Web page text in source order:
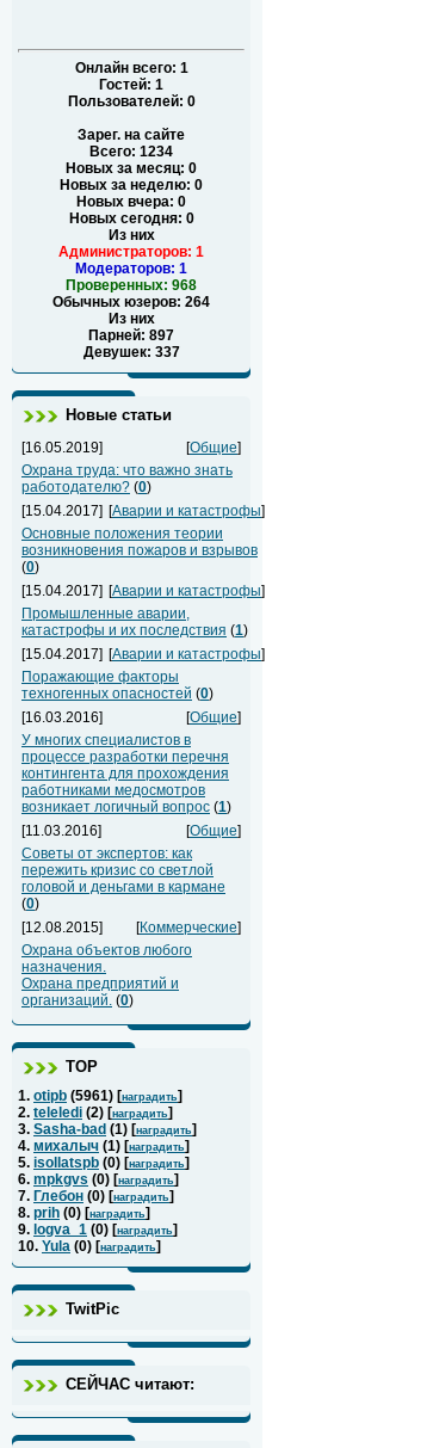
Онлайн всего: 1
Гостей: 1
Пользователей: 0
Зарег. на сайте
Всего: 1234
Новых за месяц: 0
Новых за неделю: 0
Новых вчера: 0
Новых сегодня: 0
Из них
Администраторов: 1
Модераторов: 1
Проверенных: 968
Обычных юзеров: 264
Из них
Парней: 897
Девушек: 337
Новые статьи
[16.05.2019] [Общие]
Охрана труда: что важно знать
работодателю? (0)
[15.04.2017] [Аварии и катастрофы]
Основные положения теории
возникновения пожаров и взрывов
(0)
[15.04.2017] [Аварии и катастрофы]
Промышленные аварии,
катастрофы и их последствия (1)
[15.04.2017] [Аварии и катастрофы]
Поражающие факторы
техногенных опасностей (0)
[16.03.2016]
[Общие]
У многих специалистов в
процессе разработки перечня
контингента для прохождения
работниками медосмотров
возникает логичный вопрос (1)
[11.03.2016]
[Общие]
Советы от экспертов: как
пережить кризис со светлой
головой и деньгами в кармане
(0)
[12.08.2015]
[Коммерческие]
Охрана объектов любого
назначения.
Охрана предприятий и
организаций. (0)
ТОР
1. otipb (5961) [наградить]
2. teleledi (2) [наградить]
3. Sasha-bad (1) [наградить]
4. михалыч (1) [наградить]
5. isollatspb (0) [наградить]
6. mpkgvs (0) [наградить]
7. Глебон (0) [наградить]
8. prih (0) [наградить]
9. logva_1 (0) [наградить]
10. Yula (0) [наградить]
TwitPic
СЕЙЧАС читают: